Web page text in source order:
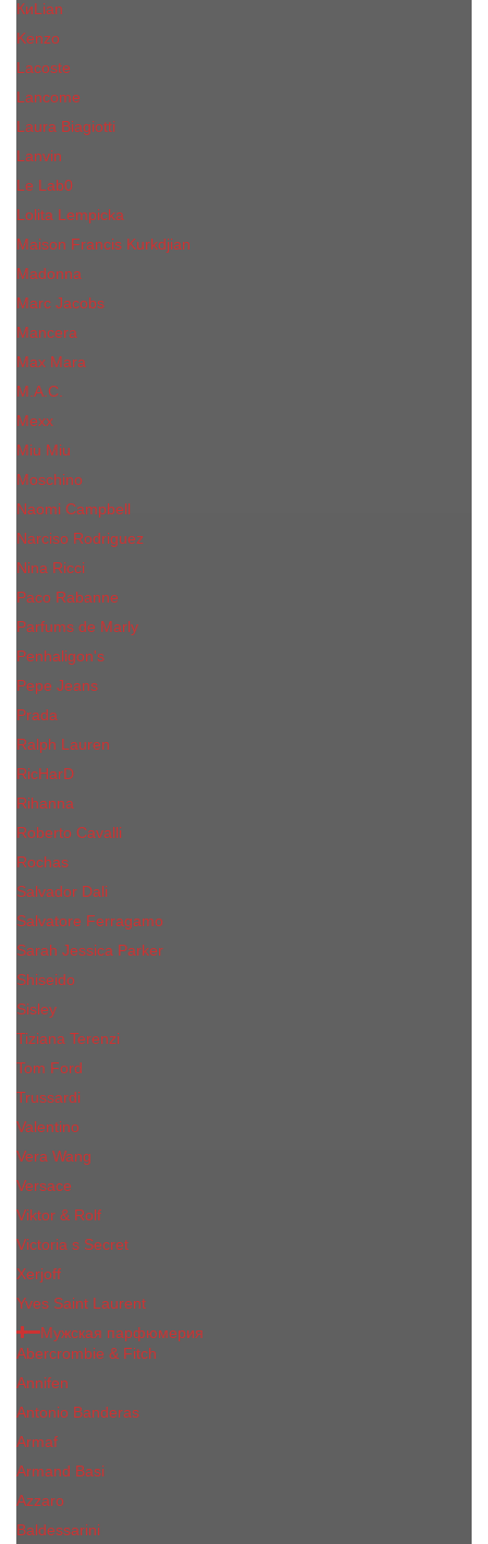
КиLian
Kenzo
Lacoste
Lancome
Laura Biagiotti
Lanvin
Lе Lab0
Lolita Lempicka
Maison Francis Kurkdjian
Madonna
Marc Jacobs
Mancera
Max Mara
M.А.C.
Mexx
Miu Miu
Mоsсhino
Naomi Campbell
Narciso Rodriguez
Nina Ricci
Paco Rabanne
Parfums de Marly
Penhaligon's
Pepe Jeans
Prada
Ralph Lauren
RicHarD
Rihanna
Roberto Cavalli
Rochas
Salvador Dali
Salvatore Ferragamo
Sarah Jessica Parker
Shiseido
Sisley
Tiziana Terenzi
Tom Ford
Trussardi
Valentino
Vera Wang
Versace
Viktor & Rolf
Victoria s Secret
Xerjoff
Yves Saint Laurent
Мужская парфюмерия
Abercrombie & Fitch
Annifen
Antonio Banderas
Armaf
Armand Basi
Azzaro
Baldessarini